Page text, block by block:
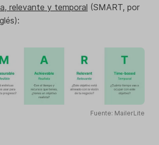
relevante y temporal (SMART, por
Fuente: MailerLite